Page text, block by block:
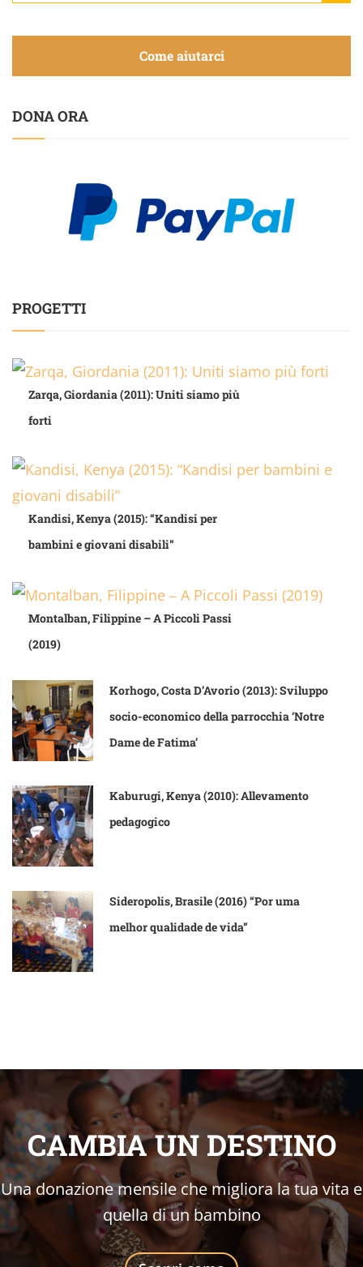
Come aiutarci
DONA ORA
PROGETTI
Zarqa, Giordania (2011): Uniti siamo più
forti
Kandisi, Kenya (2015): “Kandisi per
bambini e giovani disabili”
Montalban, Filippine – A Piccoli Passi
(2019)
Korhogo, Costa D’Avorio (2013): Sviluppo
socio-economico della parrocchia ‘Notre
Dame de Fatima’
Kaburugi, Kenya (2010): Allevamento
pedagogico
Sideropolis, Brasile (2016) “Por uma
melhor qualidade de vida”
CAMBIA UN DESTINO
Una donazione mensile che migliora la tua vita e
quella di un bambino